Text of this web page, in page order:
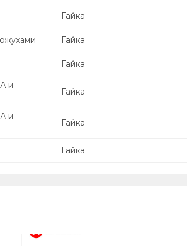
Гайка
Гайка
Гайка
и
Гайка
и
Гайка
Гайка